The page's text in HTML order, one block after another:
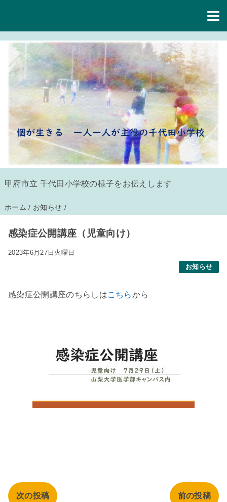
甲府市立 千代田小学校の様子をお伝えします
ホーム / お知らせ /
感染症公開講座（児童向け）
2023年6月27日火曜日
お知らせ
感染症公開講座のちらしはこちらから
次の投稿 前の投稿